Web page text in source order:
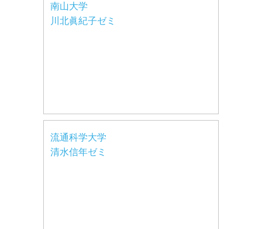
南山大学
川北眞紀子ゼミ
流通科学大学
清水信年ゼミ